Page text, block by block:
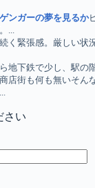
ンガーの夢を見るか
...
く緊張感。厳しい状
地下鉄で少し、駅の
店街も何も無いそん
さい